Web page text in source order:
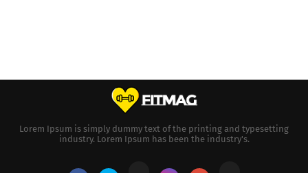
Lorem Ipsum is simply dummy text of the printing and typesetting
industry. Lorem Ipsum has been the industry's.